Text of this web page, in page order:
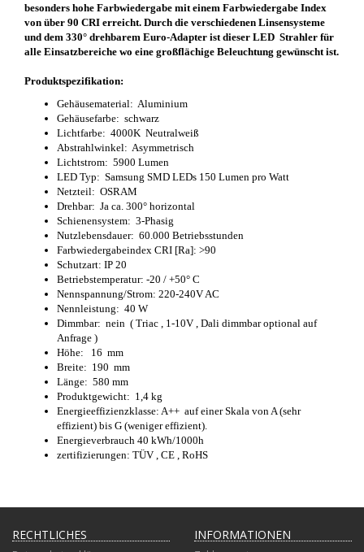
besonders hohe Farbwiedergabe mit einem Farbwiedergabe Index
von über 90 CRI erreicht. Durch die verschiedenen Linsensysteme
und dem 330° drehbarem Euro-Adapter ist dieser LED Strahler für
alle Einsatzbereiche wo eine großflächige Beleuchtung gewünscht ist.
Produktspezifikation:
Gehäusematerial: Aluminium
Gehäusefarbe: schwarz
Lichtfarbe: 4000K Neutralweiß
Abstrahlwinkel: Asymmetrisch
Lichtstrom: 5900 Lumen
LED Typ: Samsung SMD LEDs 150 Lumen pro Watt
Netzteil: OSRAM
Drehbar: Ja ca. 300° horizontal
Schienensystem: 3-Phasig
Nutzlebensdauer: 60.000 Betriebsstunden
Farbwiedergabeindex CRI [Ra]: >90
Schutzart: IP 20
Betriebstemperatur: -20 / +50° C
Nennspannung/Strom: 220-240V AC
Nennleistung: 40 W
Dimmbar: nein ( Triac , 1-10V , Dali dimmbar optional auf
Anfrage )
Höhe: 16 mm
Breite: 190 mm
Länge: 580 mm
Produktgewicht: 1,4 kg
Energieeffizienzklasse: A++ auf einer Skala von A (sehr
effizient) bis G (weniger effizient).
Energieverbrauch 40 kWh/1000h
zertifizierungen: TÜV , CE , RoHS
RECHTLICHES INFORMATIONEN